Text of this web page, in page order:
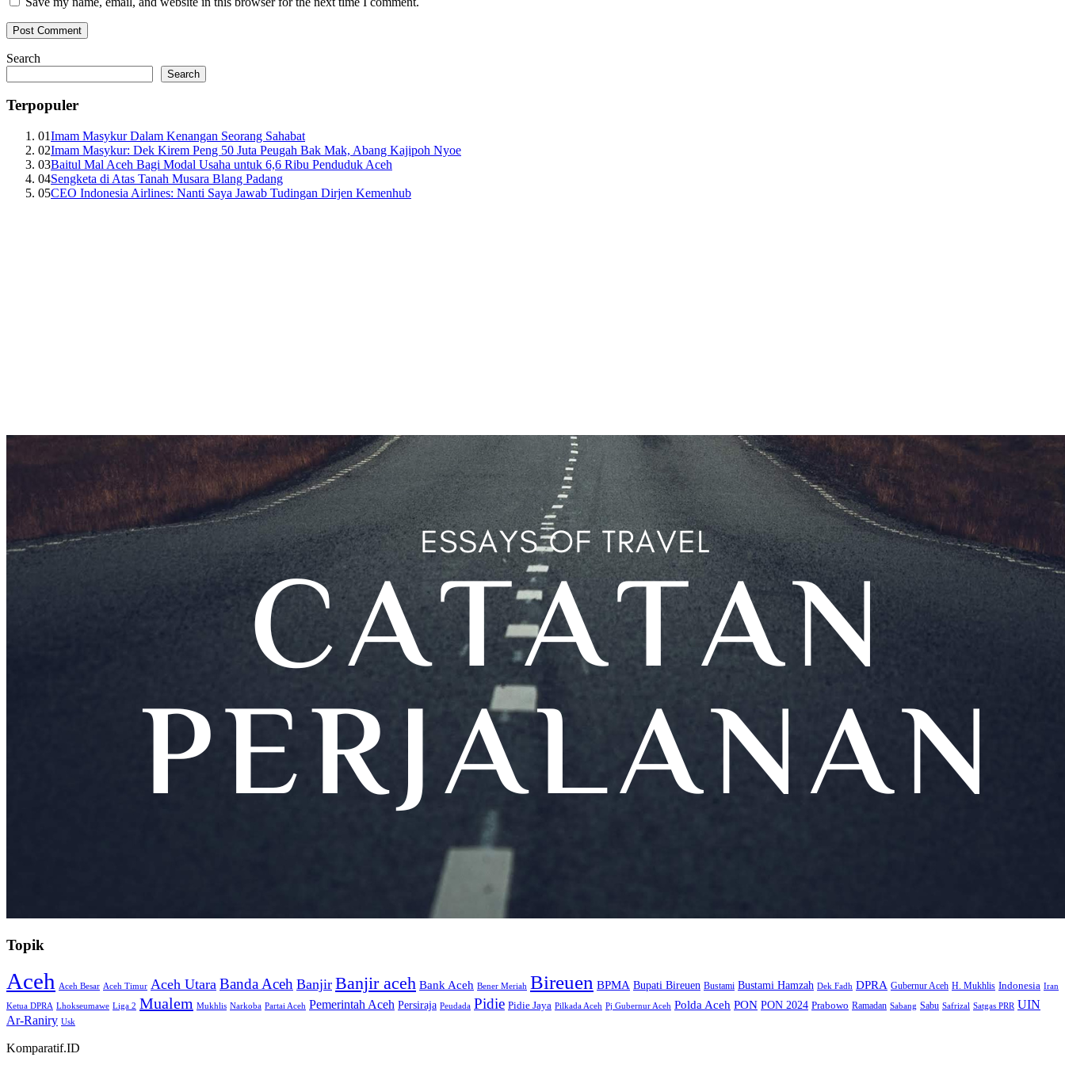
Search
Search
Terpopuler
01Imam Masykur Dalam Kenangan Seorang Sahabat
02Imam Masykur: Dek Kirem Peng 50 Juta Peugah Bak Mak, Abang Kajipoh Nyoe
03Baitul Mal Aceh Bagi Modal Usaha untuk 6,6 Ribu Penduduk Aceh
04Sengketa di Atas Tanah Musara Blang Padang
05CEO Indonesia Airlines: Nanti Saya Jawab Tudingan Dirjen Kemenhub
Topik
Aceh Aceh Besar Aceh Timur Aceh Utara Banda Aceh Banjir Banjir aceh Bank Aceh Bener Meriah Bireuen BPMA Bupati Bireuen Bustami Bustami Hamzah Dek Fadh DPRA Gubernur Aceh H. Mukhlis Indonesia Iran
Ketua DPRA Lhokseumawe Liga 2 Mualem Mukhlis Narkoba Partai Aceh Pemerintah Aceh Persiraja Peudada Pidie Pidie Jaya Pilkada Aceh Pj Gubernur Aceh Polda Aceh PON PON 2024 Prabowo Ramadan Sabang Sabu Safrizal Satgas PRR UIN
Ar-Raniry Usk
Komparatif.ID